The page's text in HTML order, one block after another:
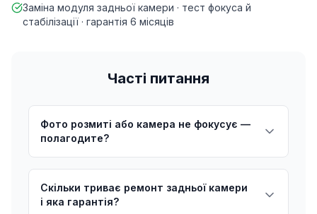
Заміна модуля задньої камери · тест фокуса й
стабілізації · гарантія 6 місяців
Часті питання
Фото розмиті або камера не фокусує —
полагодите?
Скільки триває ремонт задньої камери
і яка гарантія?